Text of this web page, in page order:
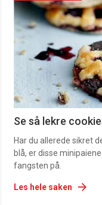
Se så lekre
Har du allerede sikret
blå, er disse
fangsten på.
Les hele saken